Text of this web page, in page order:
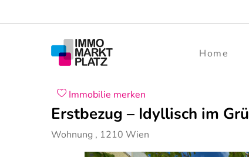
Home
Immobilie merken
Erstbezug – Idyllisch im
Wohnung , 1210 Wien